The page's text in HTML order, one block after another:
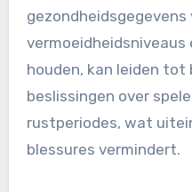
gezondheidsgegevens
houden, kan leiden
beslissingen over
rustperiodes, wat
blessures vermindert.